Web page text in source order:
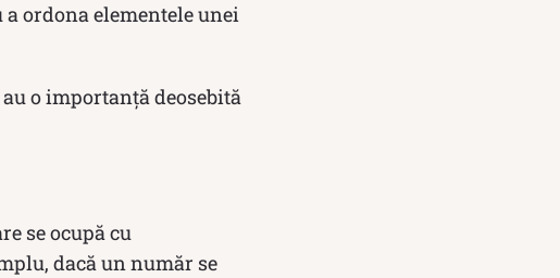
ordona elementele unei
o importanță deosebită
se ocupă cu
dacă un număr se